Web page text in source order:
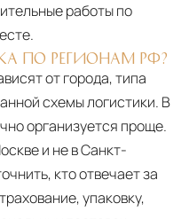
работы по
ПО РЕГИОНАМ РФ?
от города, типа
схемы логистики. В
организуется проще.
и не в Санкт-
кто отвечает за
упаковку,